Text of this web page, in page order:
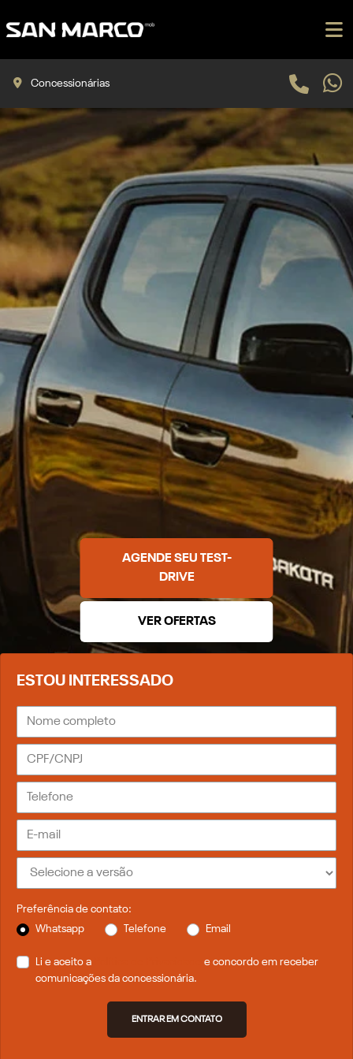
Concessionárias
ESTOU INTERESSADO
Preferência de contato:
Whatsapp
Telefone Email
Li e aceito a
e concordo em receber
comunicações da concessionária.
ENTRAR EM CONTATO
AGENDE SEU TEST-
DRIVE
VER OFERTAS